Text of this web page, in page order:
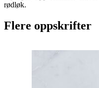
rødløk.
Flere oppskrifter